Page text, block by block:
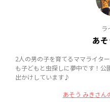
ラ
あ
2人の男の子を育てるママライタ
も子どもと虫探しに夢中です！公
出かけしています♪
あそう みきさん